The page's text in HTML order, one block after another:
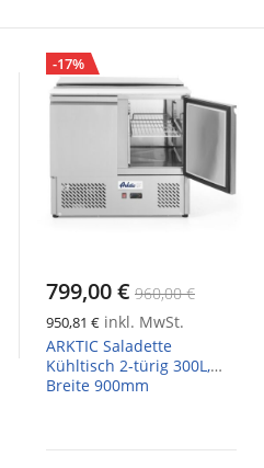
-17%
799,00 € 960,00 €
950,81 € inkl. MwSt.
ARKTIC Saladette
Kühltisch 2-türig 300L,
Breite 900mm